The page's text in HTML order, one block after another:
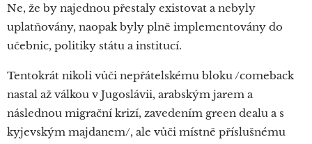
Ne, že by najednou přestaly existovat a nebyly
uplatňovány, naopak byly plně implementovány do
učebnic, politiky státu a institucí.
Tentokrát nikoli vůči nepřátelskému bloku /comeback
nastal až válkou v Jugoslávii, arabským jarem a
následnou migrační krizí, zavedením green dealu a s
kyjevským majdanem/, ale vůči místně příslušnému